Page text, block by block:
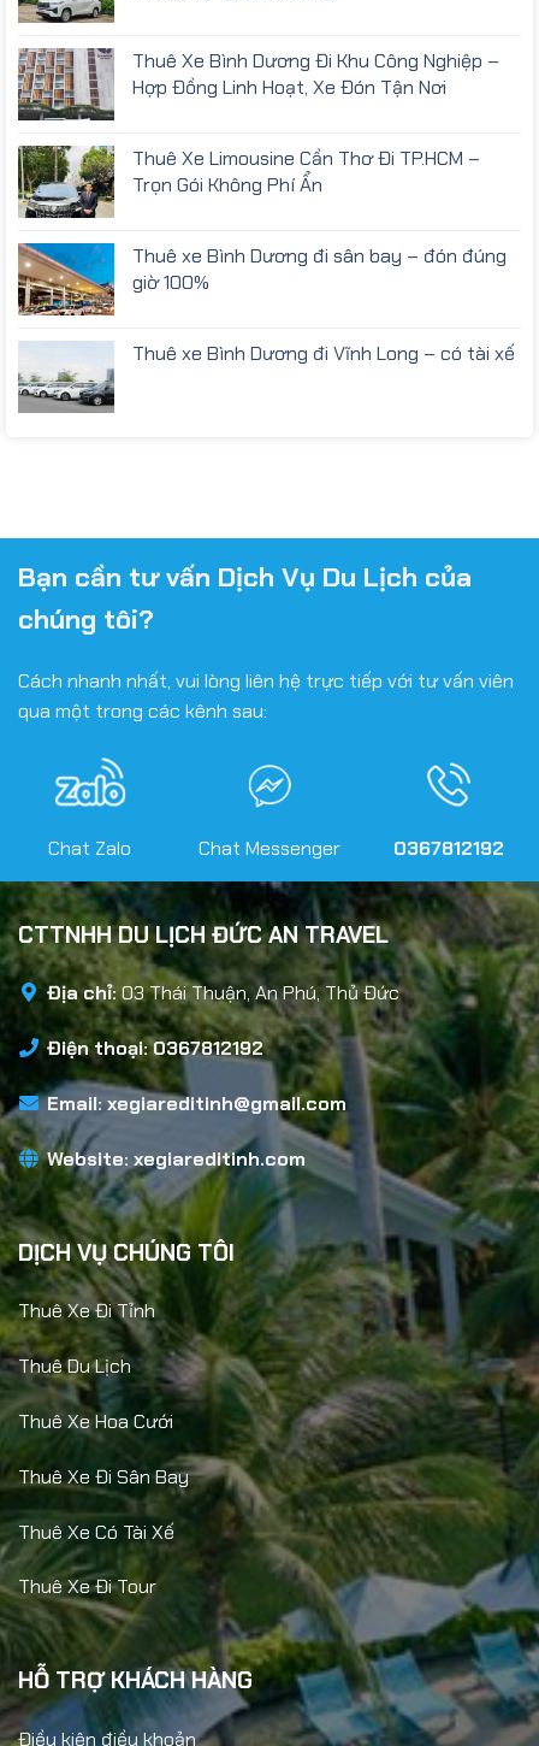
Thuê Xe Bình Dương Đi Khu Công Nghiệp –
Hợp Đồng Linh Hoạt, Xe Đón Tận Nơi
Thuê Xe Limousine Cần Thơ Đi TP.HCM –
Trọn Gói Không Phí Ẩn
Thuê xe Bình Dương đi sân bay – đón đúng
giờ 100%
Thuê xe Bình Dương đi Vĩnh Long – có tài xế
Bạn cần tư vấn Dịch Vụ Du Lịch của
chúng tôi?
Cách nhanh nhất, vui lòng liên hệ trực tiếp với tư vấn viên
qua một trong các kênh sau:
Chat Zalo Chat Messenger 0367812192
CTTNHH DU LỊCH ĐỨC AN TRAVEL
Địa chỉ:03 Thái Thuận, An Phú, Thủ Đức
Điện thoại: 0367812192
Email: xegiareditinh@gmail.com
Website: xegiareditinh.com
DỊCH VỤ CHÚNG TÔI
Thuê Xe Đi Tỉnh
Thuê Du Lịch
Thuê Xe Hoa Cưới
Thuê Xe Đi Sân Bay
Thuê Xe Có Tài Xế
Thuê Xe Đi Tour
HỖ TRỢ KHÁCH HÀNG
Điều kiện điều khoản